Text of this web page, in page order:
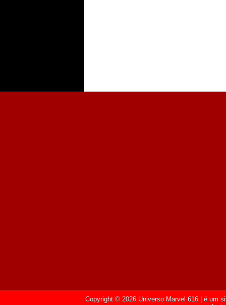
Copyright © 2026 Universo Marvel 616 | é um